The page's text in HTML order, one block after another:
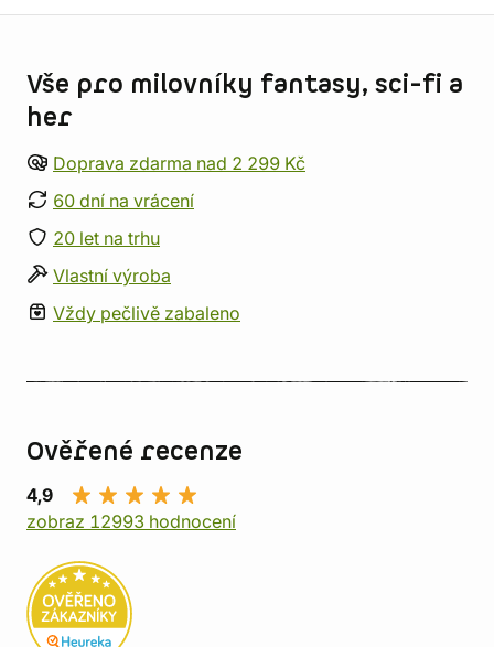
Vše pro milovníky fantasy, sci-fi a
her
Doprava zdarma nad 2 299 Kč
60 dní na vrácení
20 let na trhu
Vlastní výroba
Vždy pečlivě zabaleno
Ověřené recenze
4,9
zobraz 12993 hodnocení